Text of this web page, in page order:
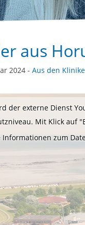
aus
2024 - Aus den
der externe Dienst
Mit Klick auf
zum